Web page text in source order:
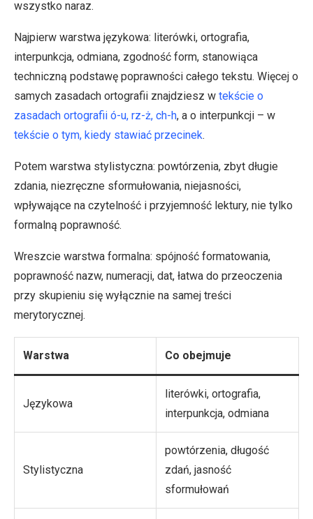
wszystko naraz.
Najpierw warstwa językowa: literówki, ortografia,
interpunkcja, odmiana, zgodność form, stanowiąca
techniczną podstawę poprawności całego tekstu. Więcej o
samych zasadach ortografii znajdziesz w tekście o
zasadach ortografii ó-u, rz-ż, ch-h, a o interpunkcji – w
tekście o tym, kiedy stawiać przecinek.
Potem warstwa stylistyczna: powtórzenia, zbyt długie
zdania, niezręczne sformułowania, niejasności,
wpływające na czytelność i przyjemność lektury, nie tylko
formalną poprawność.
Wreszcie warstwa formalna: spójność formatowania,
poprawność nazw, numeracji, dat, łatwa do przeoczenia
przy skupieniu się wyłącznie na samej treści
merytorycznej.
Warstwa Co obejmuje
Językowa
literówki, ortografia,
interpunkcja, odmiana
Stylistyczna
powtórzenia, długość
zdań, jasność
sformułowań